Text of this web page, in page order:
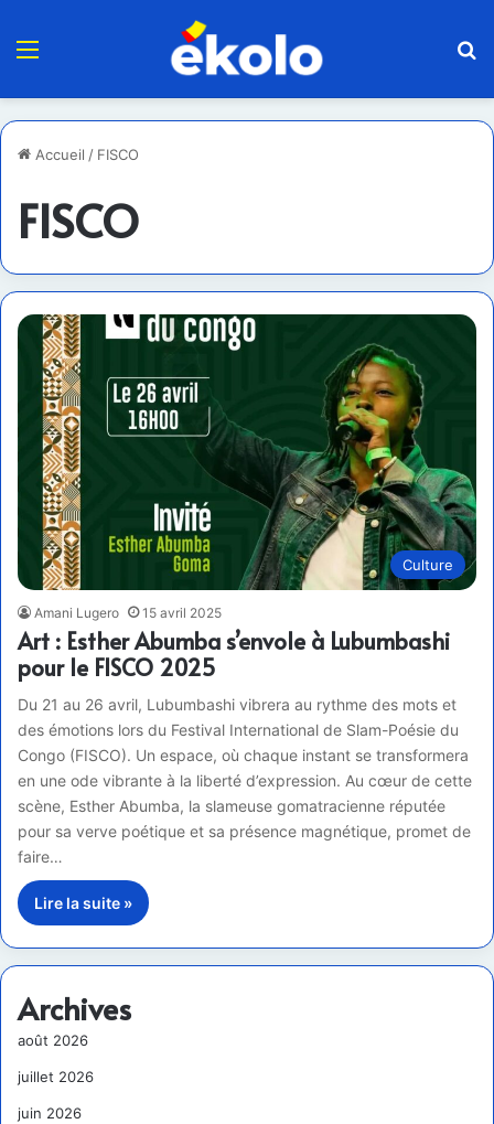
Menu
Accueil / FISCO
FISCO
Culture
Amani Lugero 15 avril 2025
Art : Esther Abumba s’envole à Lubumbashi
pour le FISCO 2025
Du 21 au 26 avril, Lubumbashi vibrera au rythme des mots et
des émotions lors du Festival International de Slam-Poésie du
Congo (FISCO). Un espace, où chaque instant se transformera
en une ode vibrante à la liberté d’expression. Au cœur de cette
scène, Esther Abumba, la slameuse gomatracienne réputée
pour sa verve poétique et sa présence magnétique, promet de
faire…
Lire la suite »
Archives
août 2026
juillet 2026
juin 2026